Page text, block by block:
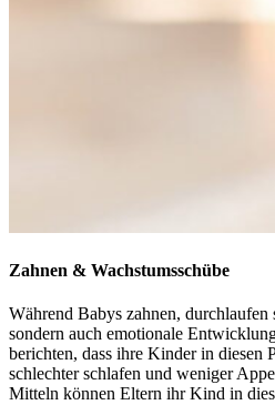
Zahnen & Wachstumsschübe
Während Babys zahnen,
sondern auch emotionale
berichten, dass ihre Kinder in diesen
schlechter schlafen und weniger
Mitteln können Eltern ihr Kind in